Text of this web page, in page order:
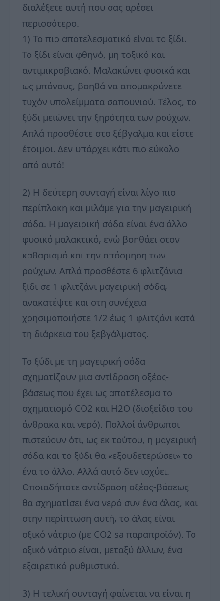
διαλέξετε αυτή που σας αρέσει
περισσότερο.
1) Το πιο αποτελεσματικό είναι το ξίδι.
Το ξίδι είναι φθηνό, μη τοξικό και
αντιμικροβιακό. Μαλακώνει φυσικά και
ως μπόνους, βοηθά να απομακρύνετε
τυχόν υπολείμματα σαπουνιού. Τέλος, το
ξύδι μειώνει την ξηρότητα των ρούχων.
Απλά προσθέστε στο ξέβγαλμα και είστε
έτοιμοι. Δεν υπάρχει κάτι πιο εύκολο
από αυτό!
2) Η δεύτερη συνταγή είναι λίγο πιο
περίπλοκη και μιλάμε για την μαγειρική
σόδα. Η μαγειρική σόδα είναι ένα άλλο
φυσικό μαλακτικό, ενώ βοηθάει στον
καθαρισμό και την απόσμηση των
ρούχων. Απλά προσθέστε 6 φλιτζάνια
ξίδι σε 1 φλιτζάνι μαγειρική σόδα,
ανακατέψτε και στη συνέχεια
χρησιμοποιήστε 1/2 έως 1 φλιτζάνι κατά
τη διάρκεια του ξεβγάλματος.
Το ξύδι με τη μαγειρική σόδα
σχηματίζουν μια αντίδραση οξέος-
βάσεως που έχει ως αποτέλεσμα το
σχηματισμό CO2 και H2O (διοξείδιο του
άνθρακα και νερό). Πολλοί άνθρωποι
πιστεύουν ότι, ως εκ τούτου, η μαγειρική
σόδα και το ξύδι θα «εξουδετερώσει» το
ένα το άλλο. Αλλά αυτό δεν ισχύει.
Οποιαδήποτε αντίδραση οξέος-βάσεως
θα σχηματίσει ένα νερό συν ένα άλας, και
στην περίπτωση αυτή, το άλας είναι
οξικό νάτριο (με CO2 sa παραπροϊόν). Το
οξικό νάτριο είναι, μεταξύ άλλων, ένα
εξαιρετικό ρυθμιστικό.
3) Η τελική συνταγή φαίνεται να είναι η